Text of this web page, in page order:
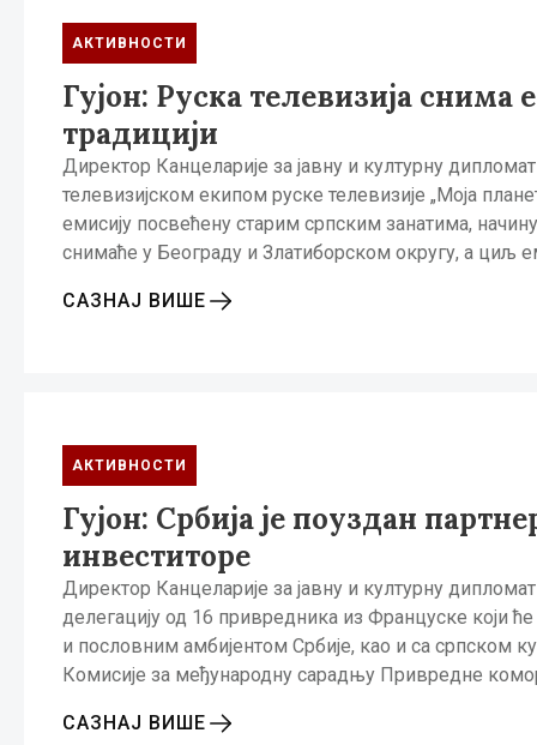
АКТИВНОСТИ
Гујон: Руска телевизија
традицији
Директор Канцеларије за јавну и културну
телевизијском екипом руске телевизије „Моја
емисију посвећену старим српским занатима,
снимаће у Београду и Златиборском округу, а циљ
САЗНАЈ ВИШЕ
АКТИВНОСТИ
Гујон: Србија је поуздан
инвеститоре
Директор Канцеларије за јавну и културну
делегацију од 16 привредника из Француске који
и пословним амбијентом Србије, као и са српском
Комисије за међународну сарадњу Привредне
САЗНАЈ ВИШЕ